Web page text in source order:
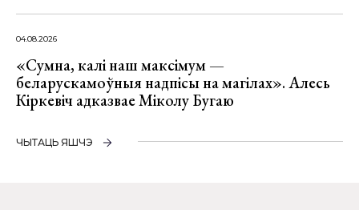
04.08.2026
«Сумна, калі наш максімум —
беларускамоўныя надпісы на магілах». Алесь
Кіркевіч адказвае Міколу Бугаю
ЧЫТАЦЬ ЯШЧЭ